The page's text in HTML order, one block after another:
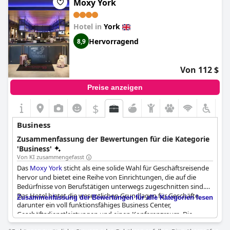
einem voll ausgestatteten Fitnessstudio und einem Spa.
Moxy York
Hotel in York
8,9 Hervorragend
Von 112 $
Preise anzeigen
$
Business
Zusammenfassung der Bewertungen für die Kategorie
'Business'
Von KI zusammengefasst
Das Moxy Yorksticht als eine solide Wahl für Geschäftsreisende
hervor und bietet eine Reihe von Einrichtungen, die auf die
Bedürfnisse von Berufstätigen unterwegs zugeschnitten sind.
Das Hotel bietet die wesentlichen Grundlagen für Geschäfte,
darunter ein voll funktionsfähiges Business Center,
Geschäftsdienstleistungen und einen Konferenzraum. Die
Verfügbarkeit von Co-Working-Arbeitsplätzen und einer
Zusammenfassung der Bewertungen für alle Kategorien lesen